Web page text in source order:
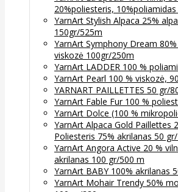
20%poliesteris,
YarnArt Stylish Alpaca 25%
150gr/525m
YarnArt Symphony Dream
viskozė 100gr/250m
YarnArt LADDER 100 %
YarnArt Pearl 100 % viskozė,
YARNART PAILLETTES 50 gr/
YarnArt Fable Fur 100 %
YarnArt Dolce (100 %
YarnArt Alpaca Gold Paillettes
Poliesteris 75% akrilanas 50
YarnArt Angora Active 20 %
akrilanas 100 gr/500 m
YarnArt BABY 100% akrilanas
YarnArt Mohair Trendy 50%